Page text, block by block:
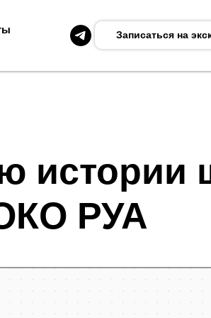
Записаться на
истории
РУА